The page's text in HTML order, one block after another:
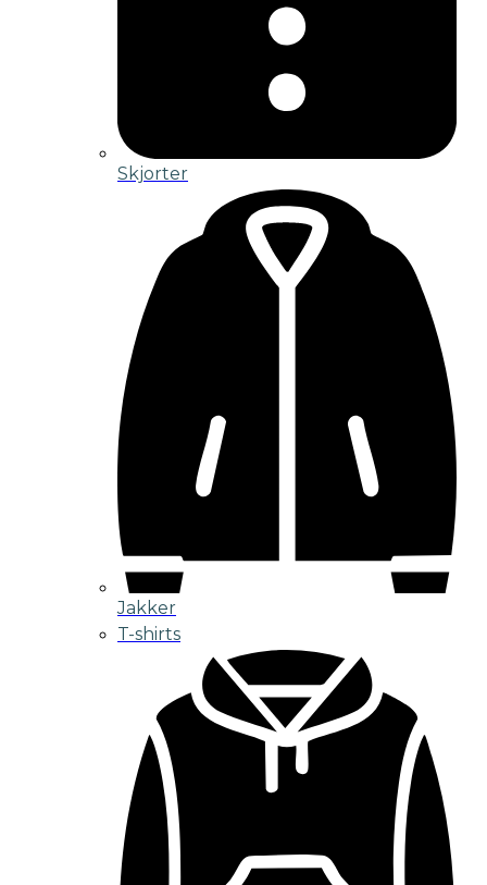
Skjorter
Jakker
T-shirts